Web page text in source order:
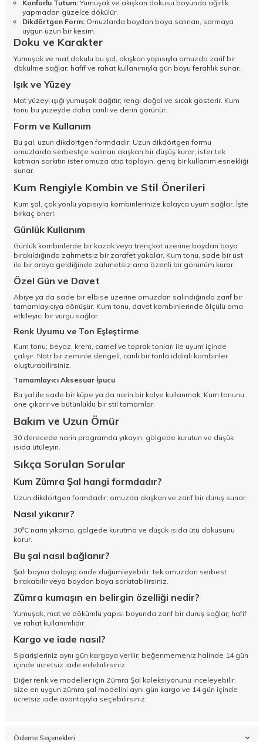
Konforlu Tutum: Yumuşak ve akışkan dokusu boyunda ağırlık
yapmadan güzelce dökülür.
Dikdörtgen Form: Omuzlarda boydan boya salınan, sarmaya
uygun uzun bir kesim.
Doku ve Karakter
Yumuşak ve mat dokulu bu şal, akışkan yapısıyla omuzda zarif bir
dökülme sağlar; hafif ve rahat kullanımıyla gün boyu ferahlık sunar.
Işık ve Yüzey
Mat yüzeyi ışığı yumuşak dağıtır; rengi doğal ve sıcak gösterir. Kum
tonu bu yüzeyde daha canlı ve derin görünür.
Form ve Kullanım
Bu şal, uzun dikdörtgen formdadır. Uzun dikdörtgen formu
omuzlarda serbestçe salınan akışkan bir düşüş kurar; ister tek
katman sarkıtın ister omuza atıp toplayın, geniş bir kullanım esnekliği
sunar.
Kum Rengiyle Kombin ve Stil Önerileri
Kum şal, çok yönlü yapısıyla kombinlerinize kolayca uyum sağlar. İşte
birkaç öneri:
Günlük Kullanım
Günlük kombinlerde bir kazak veya trençkot üzerine boydan boya
bırakıldığında zahmetsiz bir zarafet yakalar. Kum tonu, sade bir üst
ile bir araya geldiğinde zahmetsiz ama özenli bir görünüm kurar.
Özel Gün ve Davet
Abiye ya da sade bir elbise üzerine omuzdan salındığında zarif bir
tamamlayıcıya dönüşür. Kum tonu, davet kombinlerinde ölçülü ama
etkileyici bir vurgu sağlar.
Renk Uyumu ve Ton Eşleştirme
Kum tonu; beyaz, krem, camel ve toprak tonları ile uyum içinde
çalışır. Nötr bir zeminle dengeli, canlı bir tonla iddialı kombinler
oluşturabilirsiniz.
Tamamlayıcı Aksesuar İpucu
Bu şal ile sade bir küpe ya da narin bir kolye kullanmak, Kum tonunu
öne çıkarır ve bütünlüklü bir stil tamamlar.
Bakım ve Uzun Ömür
30 derecede narin programda yıkayın; gölgede kurutun ve düşük
ısıda ütüleyin.
Sıkça Sorulan Sorular
Kum Zümra Şal hangi formdadır?
Uzun dikdörtgen formdadır; omuzda akışkan ve zarif bir duruş sunar.
Nasıl yıkanır?
30°C narin yıkama, gölgede kurutma ve düşük ısıda ütü dokusunu
korur.
Bu şal nasıl bağlanır?
Şalı boyna dolayıp önde düğümleyebilir, tek omuzdan serbest
bırakabilir veya boydan boya sarkıtabilirsiniz.
Zümra kumaşın en belirgin özelliği nedir?
Yumuşak, mat ve dökümlü yapısı boyunda zarif bir duruş sağlar; hafif
ve rahat kullanımlıdır.
Kargo ve iade nasıl?
Siparişleriniz aynı gün kargoya verilir; beğenmemeniz halinde 14 gün
içinde ücretsiz iade edebilirsiniz.
Diğer renk ve modeller için Zümra Şal koleksiyonunu inceleyebilir,
size en uygun zümra şal modelini aynı gün kargo ve 14 gün içinde
ücretsiz iade avantajıyla seçebilirsiniz.
Ödeme Seçenekleri